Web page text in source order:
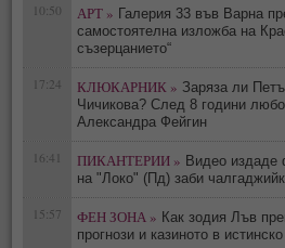
10:50 АРТ » Галерия 33 във Варна
самостоятелна изложба на
съзерцанието“
17:24 КЛЮКАРНИК » Заряза ли
Чичикова? След 8 години
Александра Фейгин
16:41 ПИКАНТЕРИИ » Видео издаде
на "Локо" (Пд) заби
15:57 ФЕН ЗОНА » Как зодия Лъв
прогнози и казиното в